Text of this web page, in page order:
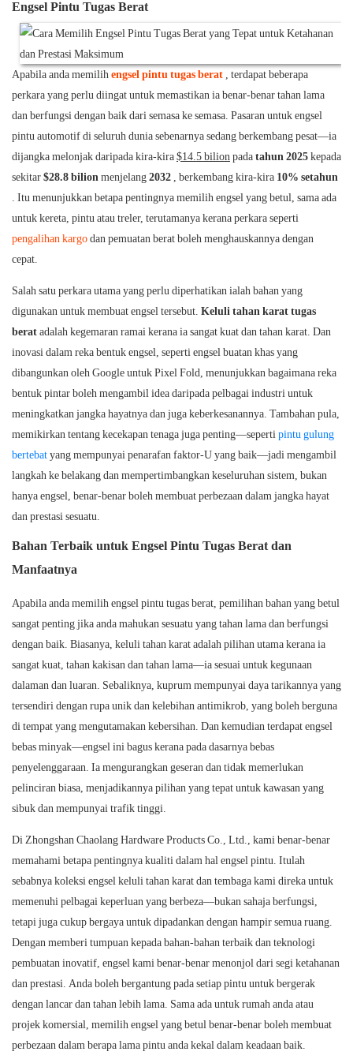
Engsel Pintu Tugas Berat
Apabila anda memilihengsel pintu tugas berat , terdapat beberapa
perkara yang perlu diingat untuk memastikan ia benar-benar tahan lama
dan berfungsi dengan baik dari semasa ke semasa. Pasaran untuk engsel
pintu automotif di seluruh dunia sebenarnya sedang berkembang pesat—ia
dijangka melonjak daripada kira-kira$14.5 bilionpadatahun 2025kepada
sekitar$28.8 bilionmenjelang2032 , berkembang kira-kira 10% setahun
. Itu menunjukkan betapa pentingnya memilih engsel yang betul, sama ada
untuk kereta, pintu atau treler, terutamanya kerana perkara seperti
pengalihan kargodan pemuatan berat boleh menghauskannya dengan
cepat.
Salah satu perkara utama yang perlu diperhatikan ialah bahan yang
digunakan untuk membuat engsel tersebut. Keluli tahan karat tugas
beratadalah kegemaran ramai kerana ia sangat kuat dan tahan karat. Dan
inovasi dalam reka bentuk engsel, seperti engsel buatan khas yang
dibangunkan oleh Google untuk Pixel Fold, menunjukkan bagaimana reka
bentuk pintar boleh mengambil idea daripada pelbagai industri untuk
meningkatkan jangka hayatnya dan juga keberkesanannya. Tambahan pula,
memikirkan tentang kecekapan tenaga juga penting—sepertipintu gulung
bertebatyang mempunyai penarafan faktor-U yang baik—jadi mengambil
langkah ke belakang dan mempertimbangkan keseluruhan sistem, bukan
hanya engsel, benar-benar boleh membuat perbezaan dalam jangka hayat
dan prestasi sesuatu.
Bahan Terbaik untuk Engsel Pintu Tugas Berat dan
Manfaatnya
Apabila anda memilih engsel pintu tugas berat, pemilihan bahan yang betul
sangat penting jika anda mahukan sesuatu yang tahan lama dan berfungsi
dengan baik. Biasanya, keluli tahan karat adalah pilihan utama kerana ia
sangat kuat, tahan kakisan dan tahan lama—ia sesuai untuk kegunaan
dalaman dan luaran. Sebaliknya, kuprum mempunyai daya tarikannya yang
tersendiri dengan rupa unik dan kelebihan antimikrob, yang boleh berguna
di tempat yang mengutamakan kebersihan. Dan kemudian terdapat engsel
bebas minyak—engsel ini bagus kerana pada dasarnya bebas
penyelenggaraan. Ia mengurangkan geseran dan tidak memerlukan
pelinciran biasa, menjadikannya pilihan yang tepat untuk kawasan yang
sibuk dan mempunyai trafik tinggi.
Di Zhongshan Chaolang Hardware Products Co., Ltd., kami benar-benar
memahami betapa pentingnya kualiti dalam hal engsel pintu. Itulah
sebabnya koleksi engsel keluli tahan karat dan tembaga kami direka untuk
memenuhi pelbagai keperluan yang berbeza—bukan sahaja berfungsi,
tetapi juga cukup bergaya untuk dipadankan dengan hampir semua ruang.
Dengan memberi tumpuan kepada bahan-bahan terbaik dan teknologi
pembuatan inovatif, engsel kami benar-benar menonjol dari segi ketahanan
dan prestasi. Anda boleh bergantung pada setiap pintu untuk bergerak
dengan lancar dan tahan lebih lama. Sama ada untuk rumah anda atau
projek komersial, memilih engsel yang betul benar-benar boleh membuat
perbezaan dalam berapa lama pintu anda kekal dalam keadaan baik.